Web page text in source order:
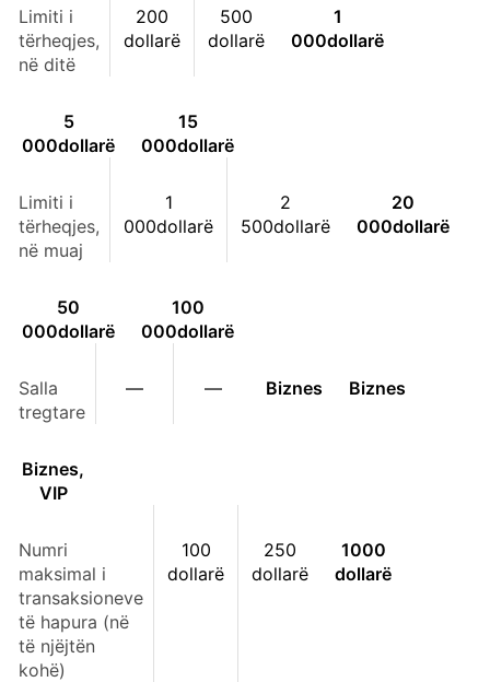
Limiti i
tërheqjes,
në ditë
200
dollarë
500
dollarë
1
000dollarë
5
000dollarë
15
000dollarë
Limiti i
tërheqjes,
në muaj
1
000dollarë
2
500dollarë
20
000dollarë
50
000dollarë
100
000dollarë
Salla
tregtare
— — Biznes Biznes
Biznes,
VIP
Numri
maksimal i
transaksioneve
të hapura (në
të njëjtën
kohë)
100
dollarë
250
dollarë
1000
dollarë